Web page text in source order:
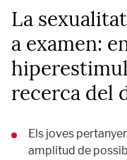
La
a examen:
recerca del
Els joves
amplitud de